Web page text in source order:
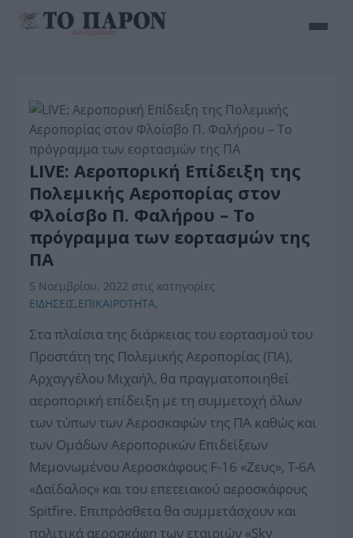
LIVE: Αεροπορική Επίδειξη της
Πολεμικής Αεροπορίας στον
Φλοίσβο Π. Φαλήρου – Το
πρόγραμμα των εορτασμών της
ΠΑ
5 Νοεμβρίου, 2022 στις κατηγορίες
ΕΙΔΗΣΕΙΣ,ΕΠΙΚΑΙΡΟΤΗΤΑ,
Στα πλαίσια της διάρκειας του εορτασμού του
Προστάτη της Πολεμικής Αεροπορίας (ΠΑ),
Αρχαγγέλου Μιχαήλ, θα πραγματοποιηθεί
αεροπορική επίδειξη με τη συμμετοχή όλων
των τύπων των Αεροσκαφών της ΠΑ καθώς και
των Ομάδων Αεροπορικών Επιδείξεων
Μεμονωμένου Αεροσκάφους F-16 «Ζευς», T-6A
«Δαίδαλος» και του επετειακού αεροσκάφους
Spitfire. Επιπρόσθετα θα συμμετάσχουν και
πολιτικά αεροσκάφη των εταιριών «Sky